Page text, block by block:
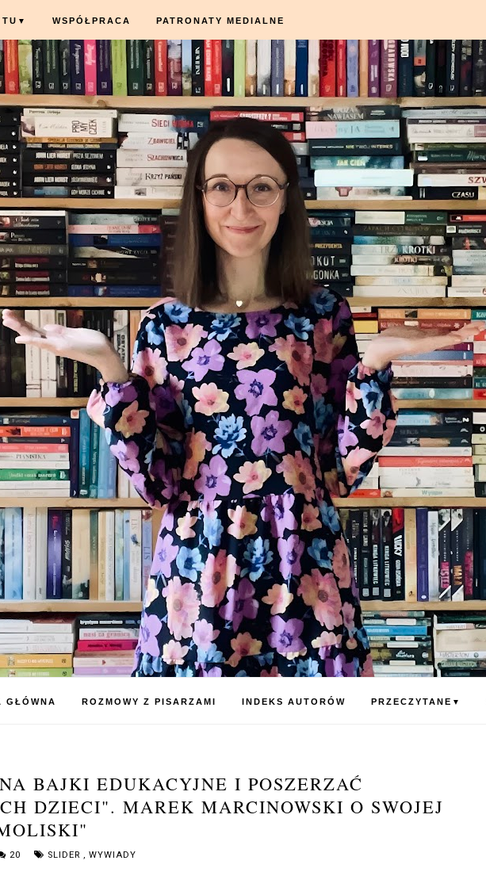
▼ WSPÓŁPRACA PATRONATY MEDIALNE
GŁÓWNA ROZMOWY Z PISARZAMI INDEKS AUTORÓW PRZECZYTANE ▼
BAJKI EDUKACYJNE I POSZERZAĆ
DZIECI". MAREK MARCINOWSKI O SWOJEJ
20 SLIDER , WYWIADY